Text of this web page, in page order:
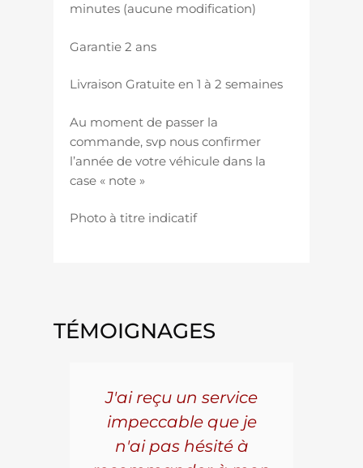
minutes (aucune modification)
Garantie 2 ans
Livraison Gratuite en 1 à 2 semaines
Au moment de passer la
commande, svp nous confirmer
l’année de votre véhicule dans la
case « note »
Photo à titre indicatif
TÉMOIGNAGES
J'ai reçu un service
impeccable que je
n'ai pas hésité à